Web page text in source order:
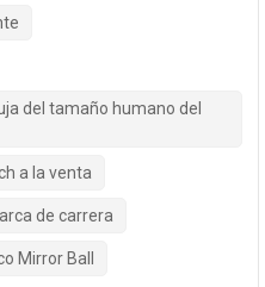
del tamaño humano del
a la venta
de carrera
Mirror Ball